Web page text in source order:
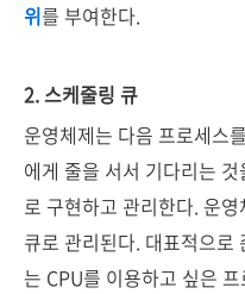
위를 부여한다.
2. 스케줄링 큐
운영체제는 다음 프로세스
에게 줄을 서서 기다리는
로 구현하고 관리한다. 운
큐로 관리된다. 대표적으로
는 CPU를 이용하고 싶은